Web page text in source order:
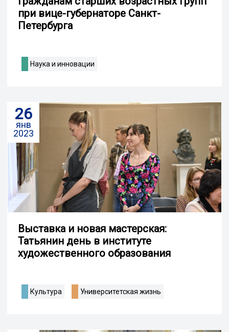
при вице-губернаторе Санкт-
Петербурга
Наука и инновации
26
янв
2023
Выставка и новая мастерская:
Татьянин день в институте
художественного образования
Культура Университетская жизнь